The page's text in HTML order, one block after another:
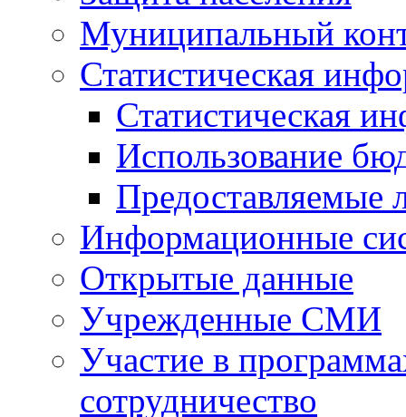
Муниципальный
Статистическая
Статистическая
Использование
Предоставляемые
Информационные
Открытые данные
Учрежденные СМИ
Участие в
сотрудничество